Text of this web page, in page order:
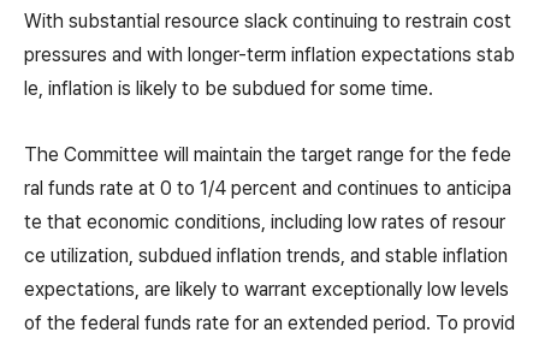
With substantial resource slack continuing to restrain cost
pressures and with longer-term inflation expectations stab
le, inflation is likely to be subdued for some time.
The Committee will maintain the target range for the fede
ral funds rate at 0 to 1/4 percent and continues to anticipa
te that economic conditions, including low rates of resour
ce utilization, subdued inflation trends, and stable inflation
expectations, are likely to warrant exceptionally low levels
of the federal funds rate for an extended period. To provid